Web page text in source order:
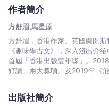
｜
人》，分別講述偷竊、愛面子
引人入勝。
作者簡介
方舒眉,馬星原
方舒眉，香港作家。英國蘭開
《趣味學古文》，深入淺出介
首屆「香港出版雙年獎」。
好讀」兩大獎項。及2019年《
出版雙年獎」。 馬星原，香港著名漫畫家，水墨畫家。興趣廣泛﹑
出版社簡介